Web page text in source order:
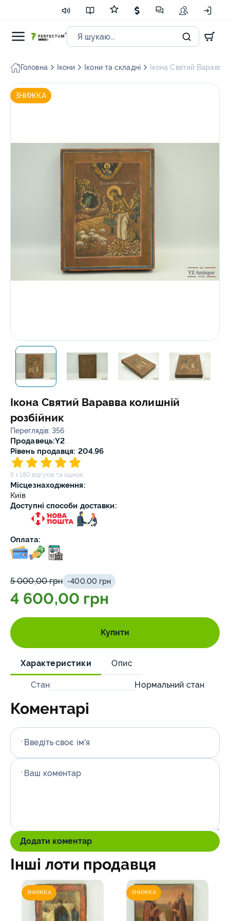
Головна Ікони Ікони та складні Ікона Святий Варавва
ЗНИЖКА
Ікона Святий Варавва колишній
розбійник
Переглядів: 356
Продавець:Y2
Рівень продавця: 204.96
5 з 180 відгуків та оцінок
Місцезнаходження:
Київ
Доступні способи доставки:
Оплата:
5 000,00 грн -400.00 грн
4 600,00 грн
Купити
Характеристики Опис
Стан Нормальний стан
Коментарі
* Введіть своє ім'я
* Ваш коментар
Додати коментар
Інші лоти продавця
ЗНИЖКА ЗНИЖКА